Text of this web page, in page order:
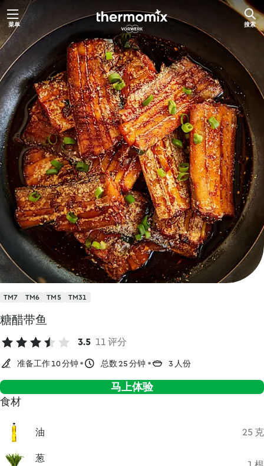
跳
至
内
容
菜单 搜索
TM7 TM6 TM5 TM31
糖醋带鱼
3.5 11 评分
准备工作 10 分钟 总数 25 分钟 3 人份
马上体验
食材
油 25 克
葱